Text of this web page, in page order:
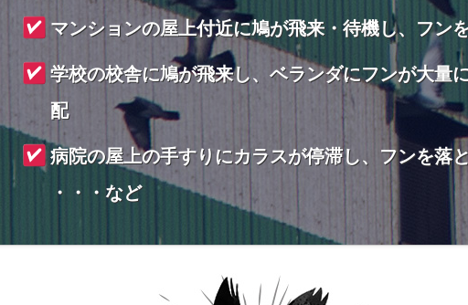
マンションの屋上付近に鳩が飛来・待機し、フン
学校の校舎に鳩が飛来し、ベランダにフンが大量
配
病院の屋上の手すりにカラスが停滞し、フンを落
・・・など